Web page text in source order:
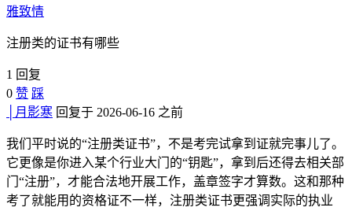
雅致情
注册类的证书有哪些
1 回复
0 赞 踩
│月影寒 回复于 2026-06-16 之前
我们平时说的“注册类证书”，不是考完试拿到证就完事儿了。
它更像是你进入某个行业大门的“钥匙”，拿到后还得去相关部
门“注册”，才能合法地开展工作，盖章签字才算数。这和那种
考了就能用的资格证不一样，注册类证书更强调实际的执业